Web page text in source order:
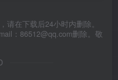
在下载后24小时内删除。
：86512@qq.com删除。敬